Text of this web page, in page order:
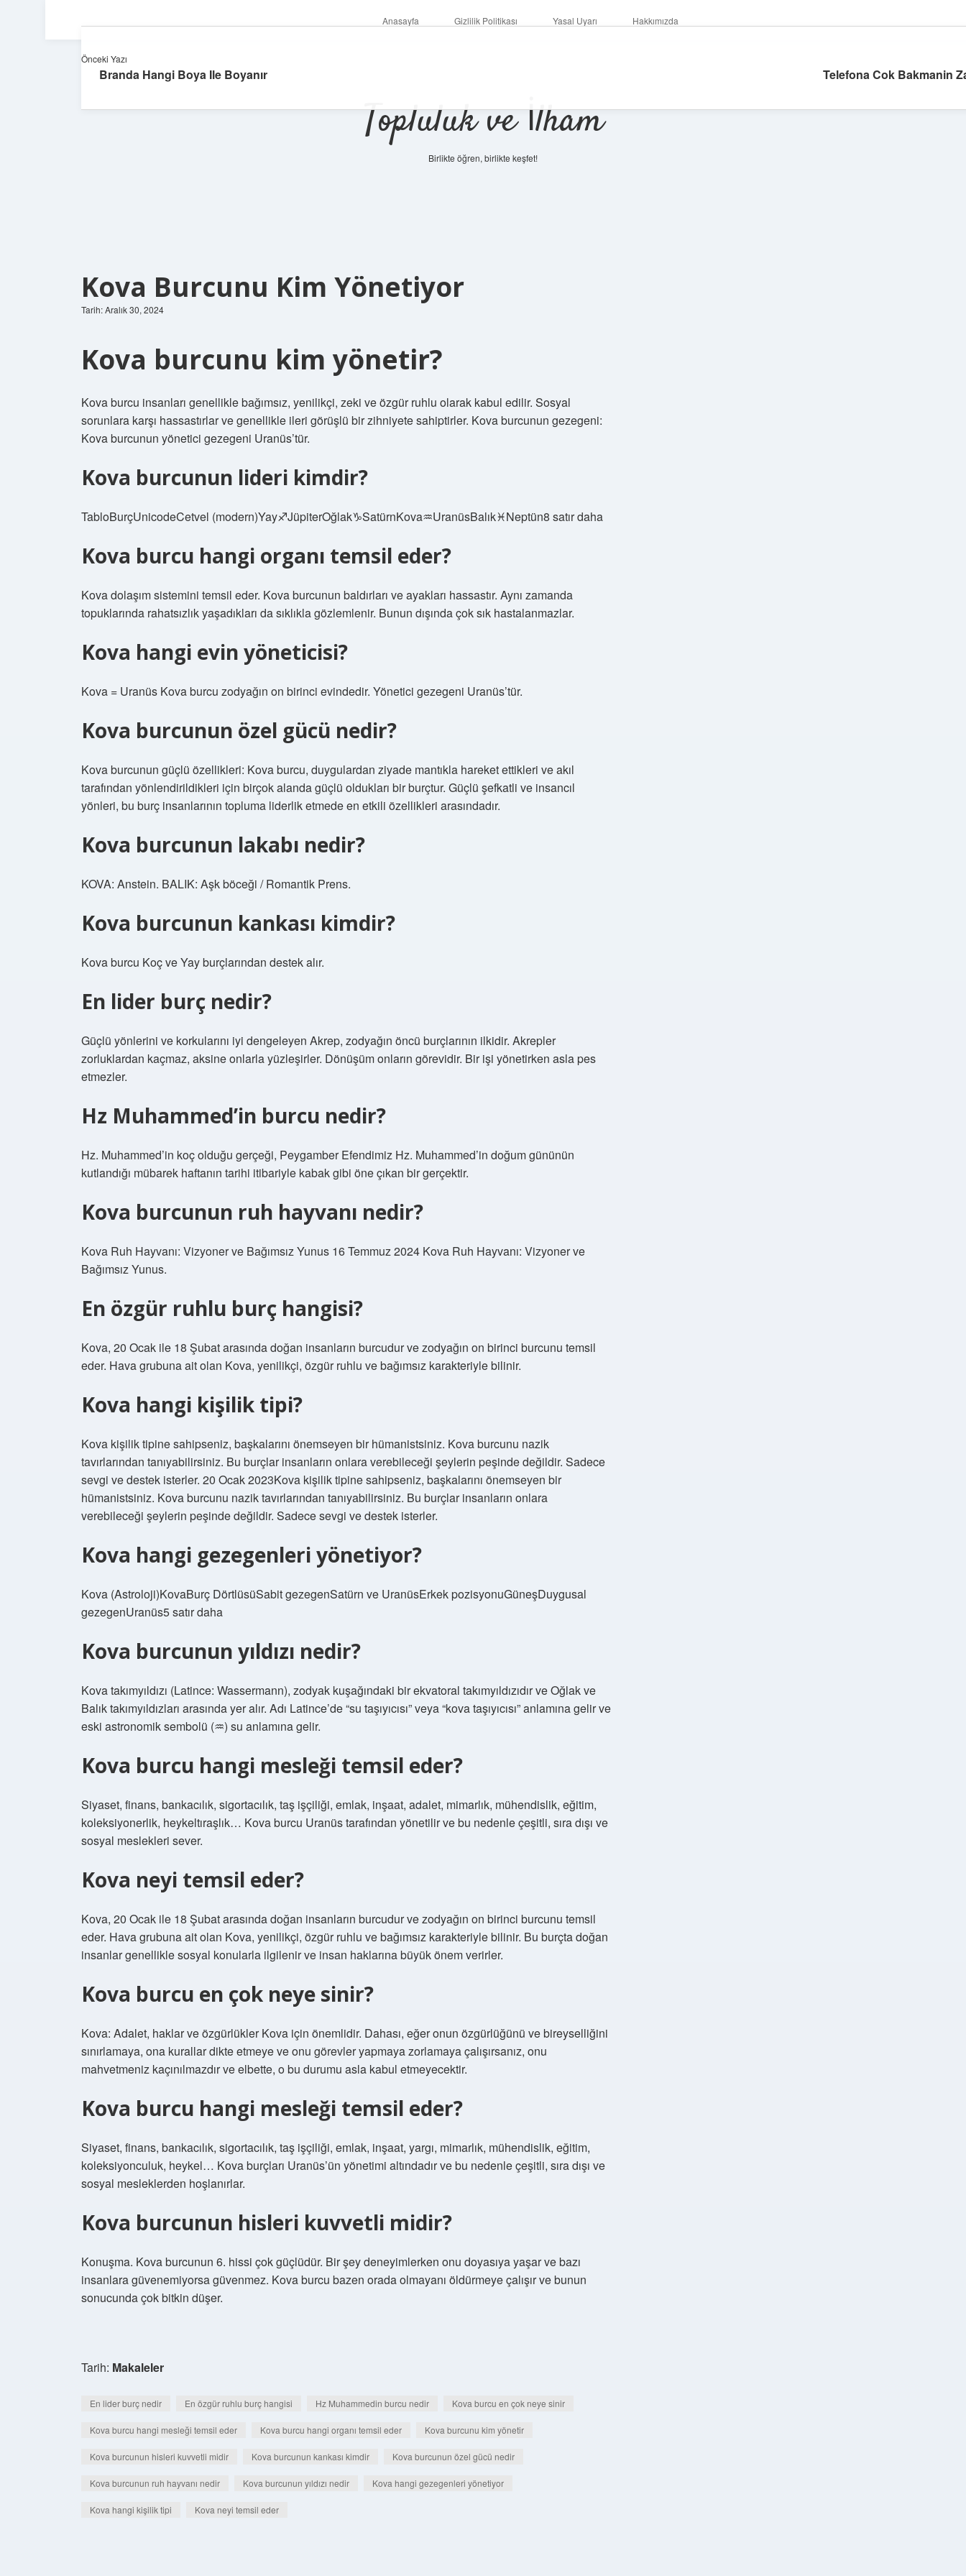
Anasayfa Gizlilik Politikası Yasal Uyarı Hakkımızda
Topluluk ve İlham
Birlikte öğren, birlikte keşfet!
Kova Burcunu Kim Yönetiyor
Tarih: Aralık 30, 2024
Kova burcunu kim yönetir?
Kova burcu insanları genellikle bağımsız, yenilikçi, zeki ve özgür ruhlu olarak kabul edilir. Sosyal
sorunlara karşı hassastırlar ve genellikle ileri görüşlü bir zihniyete sahiptirler. Kova burcunun gezegeni:
Kova burcunun yönetici gezegeni Uranüs’tür.
Kova burcunun lideri kimdir?
TabloBurçUnicodeCetvel (modern)Yay♐︎JüpiterOğlak♑︎SatürnKova♒︎UranüsBalık♓︎Neptün8 satır daha
Kova burcu hangi organı temsil eder?
Kova dolaşım sistemini temsil eder. Kova burcunun baldırları ve ayakları hassastır. Aynı zamanda
topuklarında rahatsızlık yaşadıkları da sıklıkla gözlemlenir. Bunun dışında çok sık hastalanmazlar.
Kova hangi evin yöneticisi?
Kova = Uranüs Kova burcu zodyağın on birinci evindedir. Yönetici gezegeni Uranüs’tür.
Kova burcunun özel gücü nedir?
Kova burcunun güçlü özellikleri: Kova burcu, duygulardan ziyade mantıkla hareket ettikleri ve akıl
tarafından yönlendirildikleri için birçok alanda güçlü oldukları bir burçtur. Güçlü şefkatli ve insancıl
yönleri, bu burç insanlarının topluma liderlik etmede en etkili özellikleri arasındadır.
Kova burcunun lakabı nedir?
KOVA: Anstein. BALIK: Aşk böceği / Romantik Prens.
Kova burcunun kankası kimdir?
Kova burcu Koç ve Yay burçlarından destek alır.
En lider burç nedir?
Güçlü yönlerini ve korkularını iyi dengeleyen Akrep, zodyağın öncü burçlarının ilkidir. Akrepler
zorluklardan kaçmaz, aksine onlarla yüzleşirler. Dönüşüm onların görevidir. Bir işi yönetirken asla pes
etmezler.
Hz Muhammed’in burcu nedir?
Hz. Muhammed’in koç olduğu gerçeği, Peygamber Efendimiz Hz. Muhammed’in doğum gününün
kutlandığı mübarek haftanın tarihi itibariyle kabak gibi öne çıkan bir gerçektir.
Kova burcunun ruh hayvanı nedir?
Kova Ruh Hayvanı: Vizyoner ve Bağımsız Yunus 16 Temmuz 2024 Kova Ruh Hayvanı: Vizyoner ve
Bağımsız Yunus.
En özgür ruhlu burç hangisi?
Kova, 20 Ocak ile 18 Şubat arasında doğan insanların burcudur ve zodyağın on birinci burcunu temsil
eder. Hava grubuna ait olan Kova, yenilikçi, özgür ruhlu ve bağımsız karakteriyle bilinir.
Kova hangi kişilik tipi?
Kova kişilik tipine sahipseniz, başkalarını önemseyen bir hümanistsiniz. Kova burcunu nazik
tavırlarından tanıyabilirsiniz. Bu burçlar insanların onlara verebileceği şeylerin peşinde değildir. Sadece
sevgi ve destek isterler. 20 Ocak 2023Kova kişilik tipine sahipseniz, başkalarını önemseyen bir
hümanistsiniz. Kova burcunu nazik tavırlarından tanıyabilirsiniz. Bu burçlar insanların onlara
verebileceği şeylerin peşinde değildir. Sadece sevgi ve destek isterler.
Kova hangi gezegenleri yönetiyor?
Kova (Astroloji)KovaBurç DörtlüsüSabit gezegenSatürn ve UranüsErkek pozisyonuGüneşDuygusal
gezegenUranüs5 satır daha
Kova burcunun yıldızı nedir?
Kova takımyıldızı (Latince: Wassermann), zodyak kuşağındaki bir ekvatoral takımyıldızıdır ve Oğlak ve
Balık takımyıldızları arasında yer alır. Adı Latince’de “su taşıyıcısı” veya “kova taşıyıcısı” anlamına gelir ve
eski astronomik sembolü (♒︎) su anlamına gelir.
Kova burcu hangi mesleği temsil eder?
Siyaset, finans, bankacılık, sigortacılık, taş işçiliği, emlak, inşaat, adalet, mimarlık, mühendislik, eğitim,
koleksiyonerlik, heykeltıraşlık… Kova burcu Uranüs tarafından yönetilir ve bu nedenle çeşitli, sıra dışı ve
sosyal meslekleri sever.
Kova neyi temsil eder?
Kova, 20 Ocak ile 18 Şubat arasında doğan insanların burcudur ve zodyağın on birinci burcunu temsil
eder. Hava grubuna ait olan Kova, yenilikçi, özgür ruhlu ve bağımsız karakteriyle bilinir. Bu burçta doğan
insanlar genellikle sosyal konularla ilgilenir ve insan haklarına büyük önem verirler.
Kova burcu en çok neye sinir?
Kova: Adalet, haklar ve özgürlükler Kova için önemlidir. Dahası, eğer onun özgürlüğünü ve bireyselliğini
sınırlamaya, ona kurallar dikte etmeye ve onu görevler yapmaya zorlamaya çalışırsanız, onu
mahvetmeniz kaçınılmazdır ve elbette, o bu durumu asla kabul etmeyecektir.
Kova burcu hangi mesleği temsil eder?
Siyaset, finans, bankacılık, sigortacılık, taş işçiliği, emlak, inşaat, yargı, mimarlık, mühendislik, eğitim,
koleksiyonculuk, heykel… Kova burçları Uranüs’ün yönetimi altındadır ve bu nedenle çeşitli, sıra dışı ve
sosyal mesleklerden hoşlanırlar.
Kova burcunun hisleri kuvvetli midir?
Konuşma. Kova burcunun 6. hissi çok güçlüdür. Bir şey deneyimlerken onu doyasıya yaşar ve bazı
insanlara güvenemiyorsa güvenmez. Kova burcu bazen orada olmayanı öldürmeye çalışır ve bunun
sonucunda çok bitkin düşer.
Tarih: Makaleler
En lider burç nedir En özgür ruhlu burç hangisi Hz Muhammedin burcu nedir Kova burcu en çok neye sinir
Kova burcu hangi mesleği temsil eder Kova burcu hangi organı temsil eder Kova burcunu kim yönetir
Kova burcunun hisleri kuvvetli midir Kova burcunun kankası kimdir Kova burcunun özel gücü nedir
Kova burcunun ruh hayvanı nedir Kova burcunun yıldızı nedir Kova hangi gezegenleri yönetiyor
Kova hangi kişilik tipi Kova neyi temsil eder
Önceki Yazı
Branda Hangi Boya Ile Boyanır Telefona Cok Bakmanin